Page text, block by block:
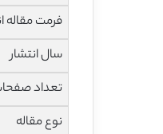
فرمت مقاله
سال انتشار
تعداد
نوع مقاله